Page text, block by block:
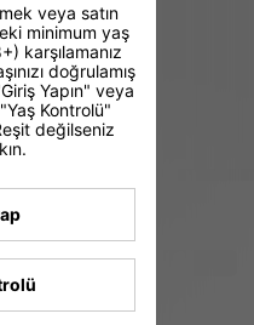
veya satın
minimum yaş
karşılamanız
doğrulamış
Yapın" veya
Kontrolü"
değilseniz